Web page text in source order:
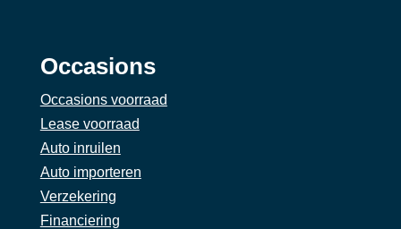
Occasions
Occasions voorraad
Lease voorraad
Auto inruilen
Auto importeren
Verzekering
Financiering